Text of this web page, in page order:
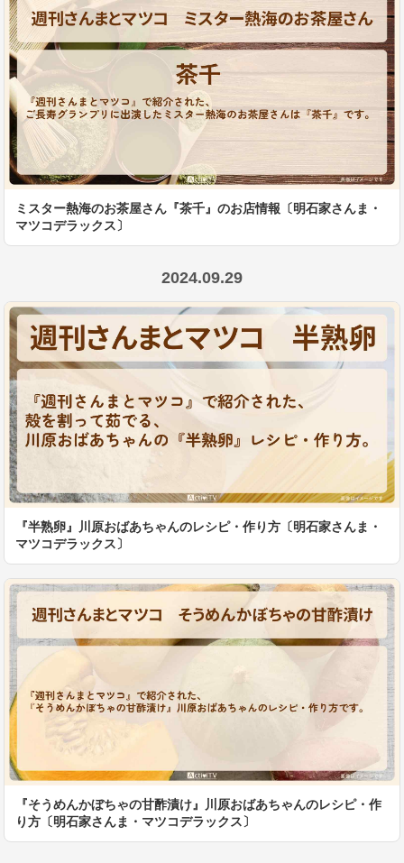
ミスター熱海のお茶屋さん『茶千』のお店情報〔明石家さんま・
マツコデラックス〕
2024.09.29
『半熟卵』川原おばあちゃんのレシピ・作り方〔明石家さんま・
マツコデラックス〕
『そうめんかぼちゃの甘酢漬け』川原おばあちゃんのレシピ・作
り方〔明石家さんま・マツコデラックス〕